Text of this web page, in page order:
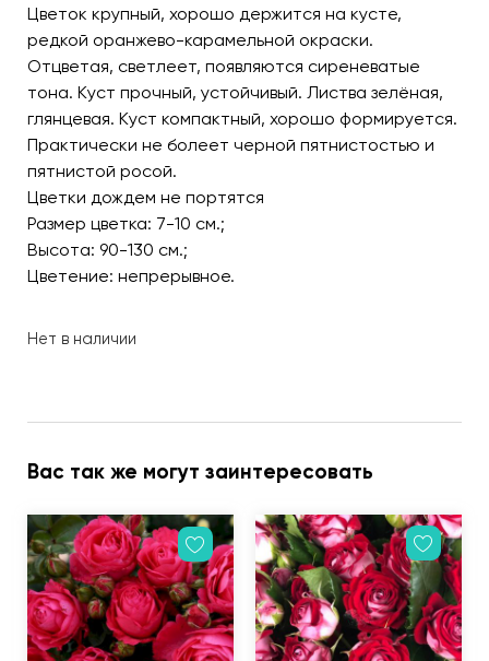
Цветок крупный, хорошо держится на кусте,
редкой оранжево-карамельной окраски.
Отцветая, светлеет, появляются сиреневатые
тона. Куст прочный, устойчивый. Листва зелёная,
глянцевая. Куст компактный, хорошо формируется.
Практически не болеет черной пятнистостью и
пятнистой росой.
Цветки дождем не портятся
Размер цветка: 7-10 см.;
Высота: 90-130 см.;
Цветение: непрерывное.
Нет в наличии
Вас так же могут заинтересовать